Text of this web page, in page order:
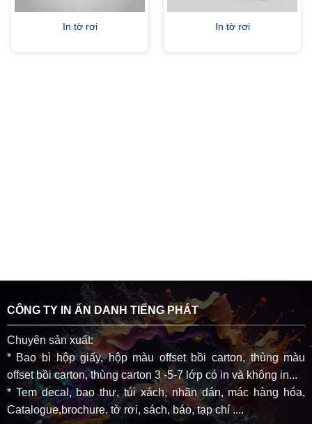
In tờ rơi In tờ rơi
CÔNG TY IN ẤN DANH TIẾNG PHÁT
Chuyên sản xuất:
* Bao bì hộp giấy, hộp màu offset bồi carton, thùng màu
offset bồi carton, thùng carton 3 -5-7 lớp có in và không in...
* Tem decal, bao thư, túi xách, nhãn dán, mác hàng hóa,
Catalogue,brochure, tờ rơi, sách, báo, tạp chí ....